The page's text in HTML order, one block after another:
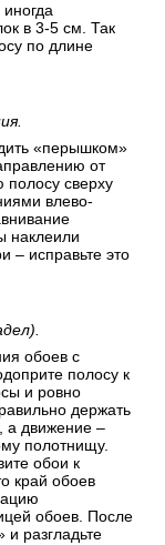
в 3-5 см. Так
по длине
«перышком»
от
полосу сверху
влево-
наклеили
– исправьте это
обоев с
полосу к
и ровно
держать
а движение –
полотнищу.
обои к
край обоев
обоев. После
разгладьте